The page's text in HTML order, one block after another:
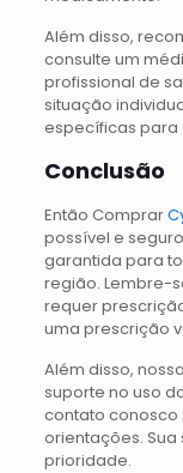
Além disso,
consulte um
profissional de
situação
específicas para
Conclusão
Então Comprar
possível e
garantida para
região. Lembre-
requer
uma prescrição
Além disso,
suporte no uso
contato conosco
orientações.
prioridade.